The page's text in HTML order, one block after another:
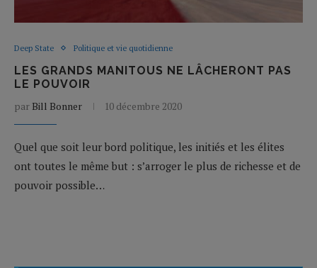
Deep State Politique et vie quotidienne
LES GRANDS MANITOUS NE LÂCHERONT PAS
LE POUVOIR
par Bill Bonner 10 décembre 2020
Quel que soit leur bord politique, les initiés et les élites
ont toutes le même but : s’arroger le plus de richesse et de
pouvoir possible…